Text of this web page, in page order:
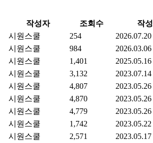
작성자 조회수
작성
시원스쿨 254
2026.07.20
시원스쿨 984
2026.03.06
시원스쿨 1,401
2025.05.16
시원스쿨 3,132
2023.07.14
시원스쿨 4,807
2023.05.26
시원스쿨 4,870
2023.05.26
시원스쿨 4,779
2023.05.26
시원스쿨 1,742
2023.05.22
시원스쿨 2,571
2023.05.17